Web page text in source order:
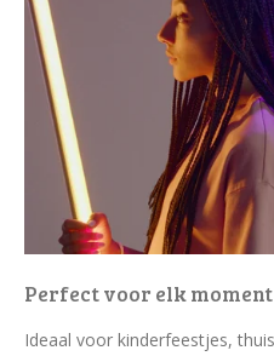
Perfect voor elk moment
Ideaal voor kinderfeestjes,